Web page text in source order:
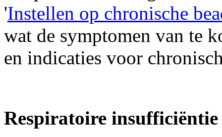
'Instellen op chronische
wat de symptomen van te
en indicaties voor
Respiratoire insufficiëntie